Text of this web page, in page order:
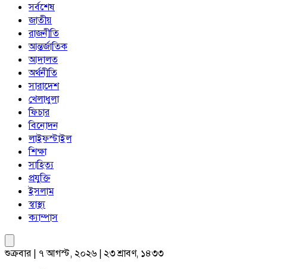
সর্বশেষ
জাতীয়
রাজনীতি
আন্তর্জাতিক
আদালত
অর্থনীতি
সারাদেশ
খেলাধুলা
ফিচার
বিনোদন
লাইফস্টাইল
শিক্ষা
সাহিত্য
প্রযুক্তি
ইসলাম
স্বাস্থ্য
ক্যাম্পাস
শুক্রবার | ৭ আগস্ট, ২০২৬ | ২৩ শ্রাবণ, ১৪৩৩